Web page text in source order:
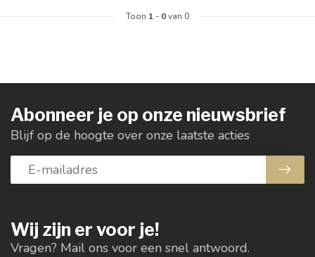
Toon 1 - 0van 0
Wij zijn er voor je!
Vragen? Mail ons voor een snel antwoord.
Abonneer je op onze nieuwsbrief
Blijf op de hoogte over onze laatste acties